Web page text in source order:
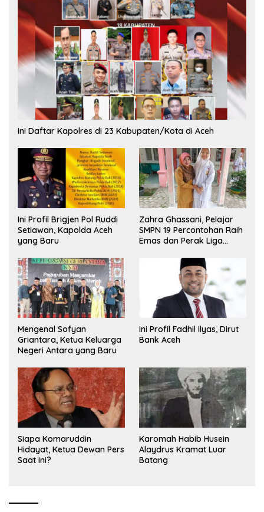
Ini Daftar Kapolres di 23 Kabupaten/Kota di Aceh
Ini Profil Brigjen Pol Ruddi
Setiawan, Kapolda Aceh
yang Baru
Zahra Ghassani, Pelajar
SMPN 19 Percontohan Raih
Emas dan Perak Liga
Mengenal Sofyan
Griantara, Ketua Keluarga
Negeri Antara yang Baru
Ini Profil Fadhil Ilyas, Dirut
Bank Aceh
Siapa Komaruddin
Hidayat, Ketua Dewan Pers
Saat Ini?
Karomah Habib Husein
Alaydrus Kramat Luar
Batang